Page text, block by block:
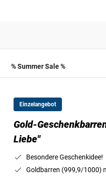
% Summer Sale %
Einzelangebot
Gold-
Liebe"
Besondere Geschenkidee!
Goldbarren (999,9/1000)